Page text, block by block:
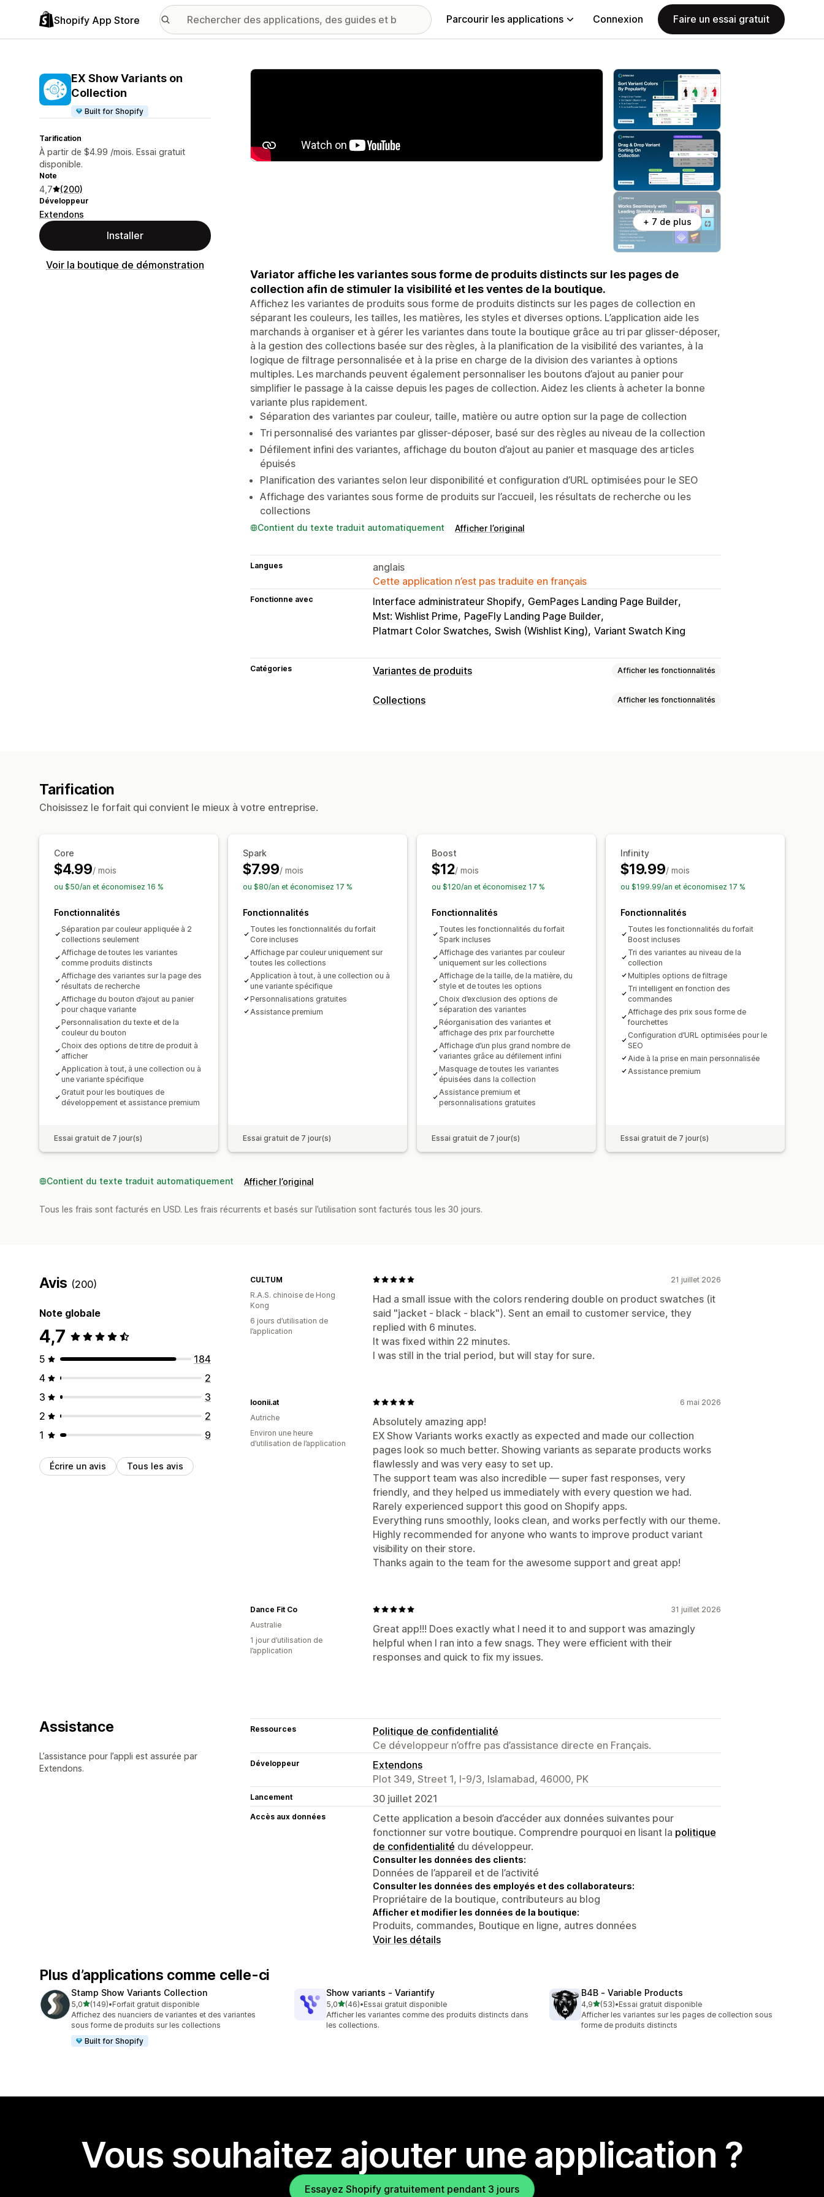
Shopify App Store Parcourir les applications Connexion Faire un essai gratuit
EX Show Variants on
Collection
Built for Shopify
Tarification
À partir de $4.99 /mois. Essai gratuit
disponible.
Note
4,7 (200)
Développeur
Extendons
Installer
Voir la boutique de démonstration
Galerie d’images vedette
+ 7 de plus
Variator affiche les variantes sous forme de produits distincts sur les pages de
collection afin de stimuler la visibilité et les ventes de la boutique.
Affichez les variantes de produits sous forme de produits distincts sur les pages de collection en
séparant les couleurs, les tailles, les matières, les styles et diverses options. L’application aide les
marchands à organiser et à gérer les variantes dans toute la boutique grâce au tri par glisser-déposer,
à la gestion des collections basée sur des règles, à la planification de la visibilité des variantes, à la
logique de filtrage personnalisée et à la prise en charge de la division des variantes à options
multiples. Les marchands peuvent également personnaliser les boutons d’ajout au panier pour
simplifier le passage à la caisse depuis les pages de collection. Aidez les clients à acheter la bonne
variante plus rapidement.
Séparation des variantes par couleur, taille, matière ou autre option sur la page de collection
Tri personnalisé des variantes par glisser-déposer, basé sur des règles au niveau de la collection
Défilement infini des variantes, affichage du bouton d’ajout au panier et masquage des articles
épuisés
Planification des variantes selon leur disponibilité et configuration d’URL optimisées pour le SEO
Affichage des variantes sous forme de produits sur l’accueil, les résultats de recherche ou les
collections
Contient du texte traduit automatiquement Afficher l’original
Langues
anglais
Cette application n’est pas traduite en français
Fonctionne avec Interface administrateur Shopify GemPages Landing Page Builder
Mst: Wishlist Prime PageFly Landing Page Builder
Platmart Color Swatches Swish (Wishlist King) Variant Swatch King
Catégories Variantes de produits Afficher les fonctionnalités
Personnalisation
Collections Afficher les fonctionnalités
Tarification
Choisissez le forfait qui convient le mieux à votre entreprise.
Core
$4.99/ mois
ou $50/an et économisez 16 %
Fonctionnalités
Séparation par couleur appliquée à 2
collections seulement
Affichage de toutes les variantes
comme produits distincts
Affichage des variantes sur la page des
résultats de recherche
Affichage du bouton d’ajout au panier
pour chaque variante
Personnalisation du texte et de la
couleur du bouton
Choix des options de titre de produit à
afficher
Application à tout, à une collection ou à
une variante spécifique
Gratuit pour les boutiques de
développement et assistance premium
Essai gratuit de 7 jour(s)
Spark
$7.99/ mois
ou $80/an et économisez 17 %
Fonctionnalités
Toutes les fonctionnalités du forfait
Core incluses
Affichage par couleur uniquement sur
toutes les collections
Application à tout, à une collection ou à
une variante spécifique
Personnalisations gratuites
Assistance premium
Essai gratuit de 7 jour(s)
Boost
$12/ mois
ou $120/an et économisez 17 %
Fonctionnalités
Toutes les fonctionnalités du forfait
Spark incluses
Affichage des variantes par couleur
uniquement sur les collections
Affichage de la taille, de la matière, du
style et de toutes les options
Choix d’exclusion des options de
séparation des variantes
Réorganisation des variantes et
affichage des prix par fourchette
Affichage d’un plus grand nombre de
variantes grâce au défilement infini
Masquage de toutes les variantes
épuisées dans la collection
Assistance premium et
personnalisations gratuites
Essai gratuit de 7 jour(s)
Infinity
$19.99/ mois
ou $199.99/an et économisez 17 %
Fonctionnalités
Toutes les fonctionnalités du forfait
Boost incluses
Tri des variantes au niveau de la
collection
Multiples options de filtrage
Tri intelligent en fonction des
commandes
Affichage des prix sous forme de
fourchettes
Configuration d’URL optimisées pour le
SEO
Aide à la prise en main personnalisée
Assistance premium
Essai gratuit de 7 jour(s)
Contient du texte traduit automatiquement Afficher l’original
Tous les frais sont facturés en USD. Les frais récurrents et basés sur l’utilisation sont facturés tous les 30 jours.
Avis (200)
Note globale
4,7
5
184
4
2
3
3
2
2
1
9
Écrire un avis Tous les avis
21 juillet 2026
Had a small issue with the colors rendering double on product swatches (it
said "jacket - black - black"). Sent an email to customer service, they
replied with 6 minutes.
It was fixed within 22 minutes.
I was still in the trial period, but will stay for sure.
CULTUM
R.A.S. chinoise de Hong
Kong
6 jours d’utilisation de
l’application
6 mai 2026
Absolutely amazing app!
EX Show Variants works exactly as expected and made our collection
pages look so much better. Showing variants as separate products works
flawlessly and was very easy to set up.
The support team was also incredible — super fast responses, very
friendly, and they helped us immediately with every question we had.
Rarely experienced support this good on Shopify apps.
Everything runs smoothly, looks clean, and works perfectly with our theme.
Highly recommended for anyone who wants to improve product variant
visibility on their store.
Thanks again to the team for the awesome support and great app!
loonii.at
Autriche
Environ une heure
d’utilisation de l’application
31 juillet 2026
Great app!!! Does exactly what I need it to and support was amazingly
helpful when I ran into a few snags. They were efficient with their
responses and quick to fix my issues.
Dance Fit Co
Australie
1 jour d’utilisation de
l’application
Assistance
L’assistance pour l’appli est assurée par
Extendons.
Ressources
Politique de confidentialité
Ce développeur n’offre pas d’assistance directe en Français.
Développeur
Extendons
Plot 349, Street 1, I-9/3, Islamabad, 46000, PK
Lancement 30 juillet 2021
Accès aux données
Cette application a besoin d’accéder aux données suivantes pour
fonctionner sur votre boutique. Comprendre pourquoi en lisant la politique
de confidentialité du développeur.
Consulter les données des clients:
Données de l’appareil et de l’activité
Consulter les données des employés et des collaborateurs:
Propriétaire de la boutique, contributeurs au blog
Afficher et modifier les données de la boutique:
Produits, commandes, Boutique en ligne, autres données
Voir les détails
Plus d’applications comme celle-ci
Stamp Show Variants Collection
5,0étoile(s) sur 5
(149)
149 avis au total
•Forfait gratuit disponible
Affichez des nuanciers de variantes et des variantes
sous forme de produits sur les collections
Built for Shopify
Show variants ‑ Variantify
5,0étoile(s) sur 5
(46)
46 avis au total
•Essai gratuit disponible
Afficher les variantes comme des produits distincts dans
les collections.
B4B ‑ Variable Products
4,9étoile(s) sur 5
(53)
53 avis au total
•Essai gratuit disponible
Afficher les variantes sur les pages de collection sous
forme de produits distincts
Vous souhaitez ajouter une application ?
Essayez Shopify gratuitement pendant 3 jours